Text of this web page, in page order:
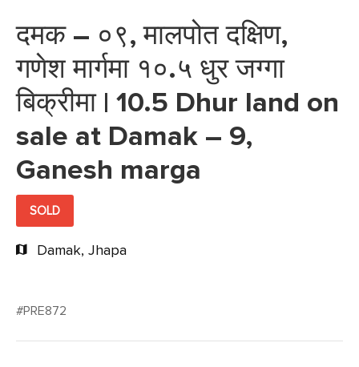
दमक – ०९, मालपोत दक्षिण,
गणेश मार्गमा १०.५ धुर जग्गा
बिक्रीमा | 10.5 Dhur land on
sale at Damak – 9,
Ganesh marga
SOLD
Damak, Jhapa
#PRE872